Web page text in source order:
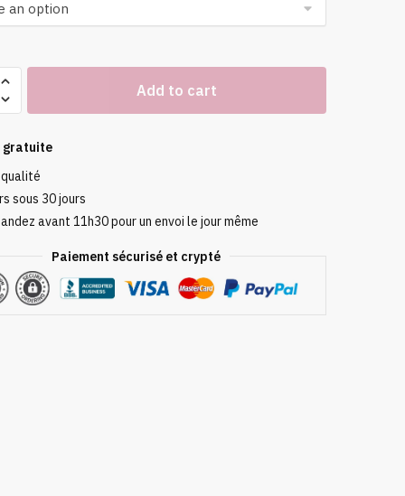
Add to cart
gratuite
sous 30 jours
avant 11h30 pour un envoi le jour même
Paiement sécurisé et crypté